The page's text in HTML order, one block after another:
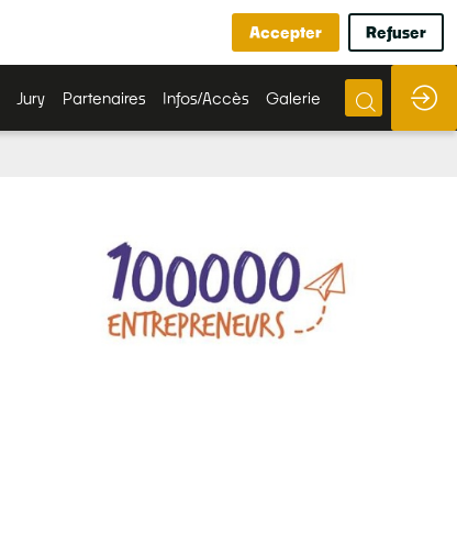
Jury Partenaires Infos/Accès Galerie
Accepter Refuser